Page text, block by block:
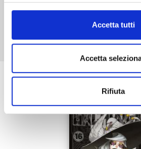
Accetta tutti
Accetta
Rifiuta
Mostra tutto
Se ti è piaciuto